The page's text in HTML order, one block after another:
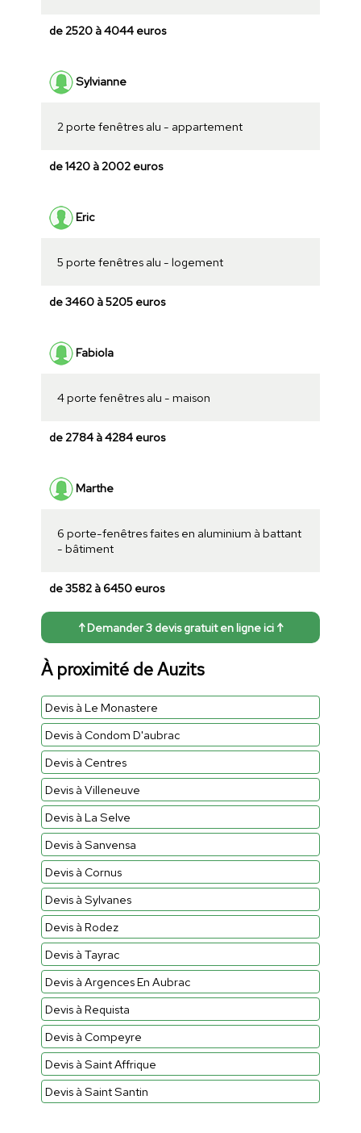
de 2520 à 4044 euros
Sylvianne
2 porte fenêtres alu - appartement
de 1420 à 2002 euros
Eric
5 porte fenêtres alu - logement
de 3460 à 5205 euros
Fabiola
4 porte fenêtres alu - maison
de 2784 à 4284 euros
Marthe
6 porte-fenêtres faites en aluminium à battant
- bâtiment
de 3582 à 6450 euros
↑ Demander 3 devis gratuit en ligne ici ↑
À proximité de Auzits
Devis à Le Monastere
Devis à Condom D'aubrac
Devis à Centres
Devis à Villeneuve
Devis à La Selve
Devis à Sanvensa
Devis à Cornus
Devis à Sylvanes
Devis à Rodez
Devis à Tayrac
Devis à Argences En Aubrac
Devis à Requista
Devis à Compeyre
Devis à Saint Affrique
Devis à Saint Santin